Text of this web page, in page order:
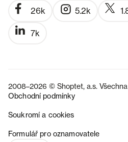
26k 5.2k
7k
2008–2026 © Shoptet, a.s.
Obchodní podmínky
Soukromí a cookies
Formulář pro oznamovatele